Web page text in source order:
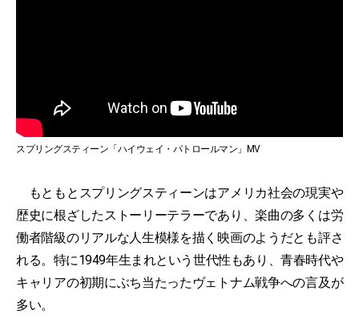
スプリングスティーン「ハイウェイ・パトロールマン」MV
もともとスプリングスティーンはアメリカ社会の現実や
歴史に根ざしたストーリーテラーであり、楽曲の多くは労
働者階級のリアルな人生模様を描く映画のようだとも評さ
れる。特に1949年生まれという世代性もあり、青春時代や
キャリアの初期にぶち当たったヴェトナム戦争への言及が
多い。